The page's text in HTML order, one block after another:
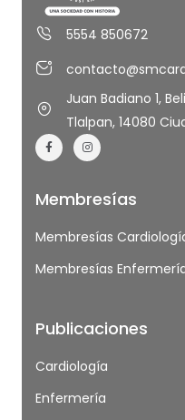
5554 850672
Juan Badiano 1,
Tlalpan, 14080
Membresías
Membresías
Membresías
Publicaciones
Cardiología
Enfermería